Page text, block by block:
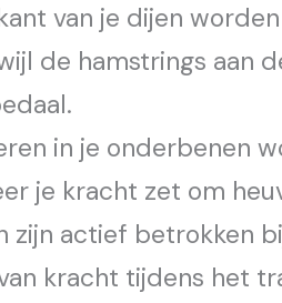
van je dijen
de hamstrings aan
in je onderbenen
je kracht zet om
zijn actief betrokken
kracht tijdens het